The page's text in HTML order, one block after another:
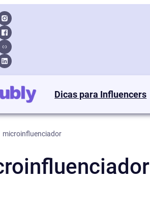
Dicas para Influencers
microinfluenciador